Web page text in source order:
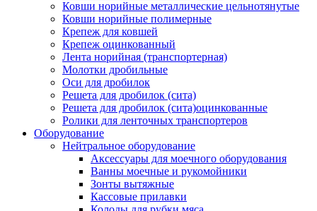
Ковши норийные металлические цельнотянутые
Ковши норийные полимерные
Крепеж для ковшей
Крепеж оцинкованный
Лента норийная (транспортерная)
Молотки дробильные
Оси для дробилок
Решета для дробилок (сита)
Решета для дробилок (сита)оцинкованные
Ролики для ленточных транспортеров
Оборудование
Нейтральное оборудование
Аксессуары для моечного оборудования
Ванны моечные и рукомойники
Зонты вытяжные
Кассовые прилавки